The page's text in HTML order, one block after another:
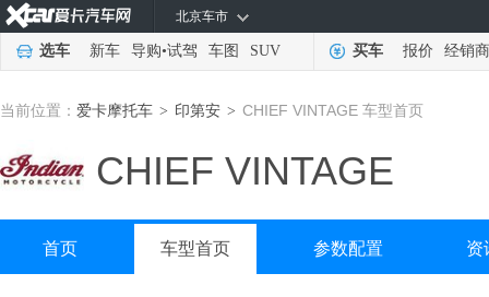
北京车市
选车 新车 导购•试驾 车图 SUV 买车 报价 经销商
当前位置： 爱卡摩托车 > 印第安 > CHIEF VINTAGE 车型首页
CHIEF VINTAGE
首页 车型首页 参数配置 资